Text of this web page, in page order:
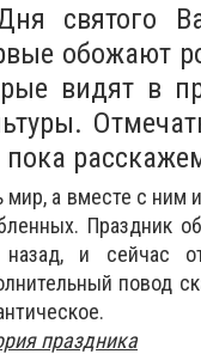
святого
обожают
видят в
мир, а вместе с ним
Праздник
и сейчас
повод
праздника